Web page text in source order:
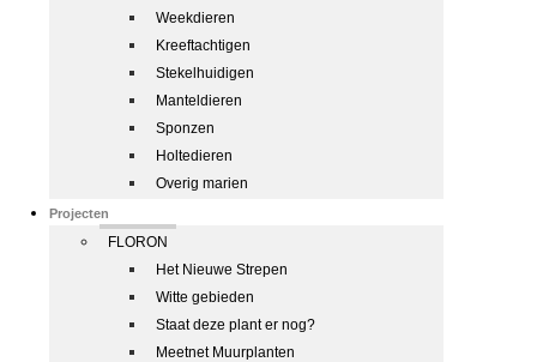
Weekdieren
Kreeftachtigen
Stekelhuidigen
Manteldieren
Sponzen
Holtedieren
Overig marien
Projecten
FLORON
Het Nieuwe Strepen
Witte gebieden
Staat deze plant er nog?
Meetnet Muurplanten